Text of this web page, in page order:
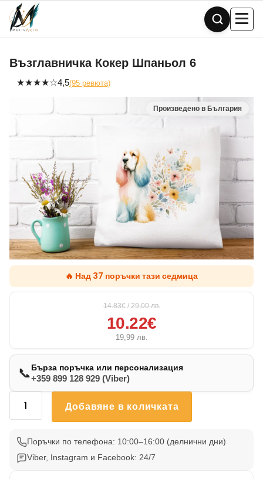
Skip
content
Възглавничка Кокер Шпаньол 6
★★★★☆4,5(95 ревюта)
🔥 Над 37 поръчки тази седмица
14.83€ / 29,00лв.
10.22€
19,99 лв.
📞Бърза поръчка или персонализация
+359 899 128 929 (Viber)
количество
Възглавничка
Кокер
Шпаньол
Добавяне в количката
Поръчки по телефона: 10:00–16:00 (делнични дни)
Viber, Instagram и Facebook: 24/7